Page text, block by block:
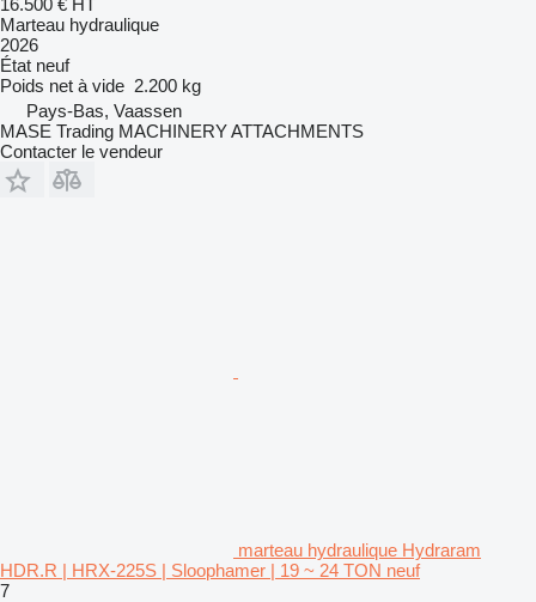
Marteau hydraulique
2026
État neuf
Poids net à vide 2.200 kg
Pays-Bas, Vaassen
MASE Trading MACHINERY ATTACHMENTS
Contacter le vendeur
marteau hydraulique Hydraram
HDR.R | HRX-225S | Sloophamer | 19 ~ 24 TON neuf
7